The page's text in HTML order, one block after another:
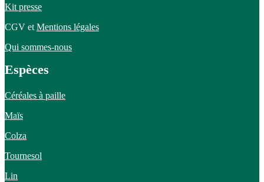
Kit presse
CGV etMentions légales
Qui sommes-nous
Espèces
Céréales à paille
Maïs
Colza
Tournesol
Lin